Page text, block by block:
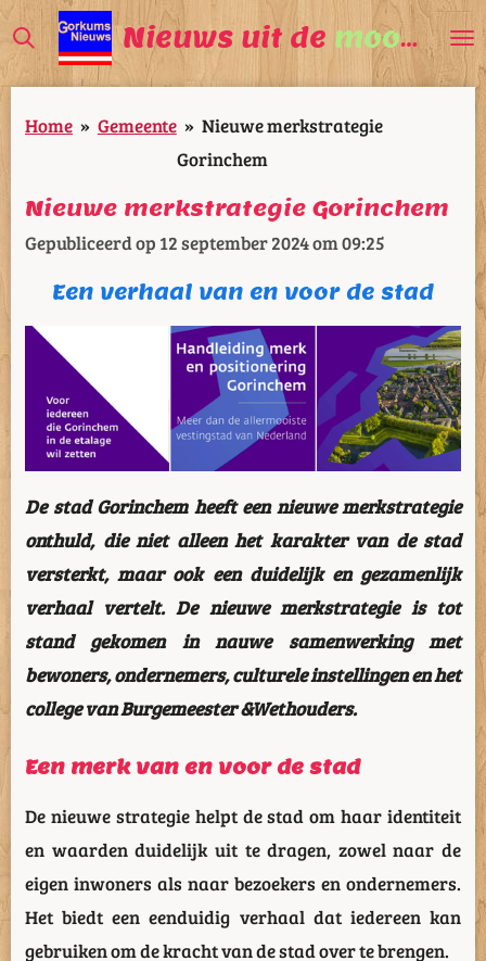
Ga
direct
naar
de
Nieuws uit de mooiste
Home » Gemeente » Nieuwe merkstrategie
Gorinchem
Nieuwe merkstrategie Gorinchem
Gepubliceerd op 12 september 2024 om 09:25
Een verhaal van en voor de stad
De stad Gorinchem heeft een nieuwe merkstrategie
onthuld, die niet alleen het karakter van de stad
versterkt, maar ook een duidelijk en gezamenlijk
verhaal vertelt. De nieuwe merkstrategie is tot
stand gekomen in nauwe samenwerking met
bewoners, ondernemers, culturele instellingen en het
college van Burgemeester &Wethouders.
Een merk van en voor de stad
De nieuwe strategie helpt de stad om haar identiteit
en waarden duidelijk uit te dragen, zowel naar de
eigen inwoners als naar bezoekers en ondernemers.
Het biedt een eenduidig verhaal dat iedereen kan
gebruiken om de kracht van de stad over te brengen.